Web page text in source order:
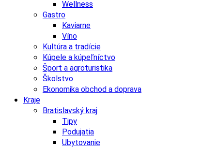
Wellness
Gastro
Kaviarne
Víno
Kultúra a tradície
Kúpele a kúpeľníctvo
Šport a agroturistika
Školstvo
Ekonomika obchod a doprava
Kraje
Bratislavský kraj
Tipy
Podujatia
Ubytovanie